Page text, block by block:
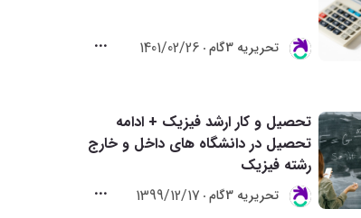
تحريريه 3گام 1401/02/26
تحصیل و کار ارشد فیزیک + ادامه
تحصیل در دانشگاه های داخل و خارج
رشته فیزیک
تحريريه 3گام 1399/12/17